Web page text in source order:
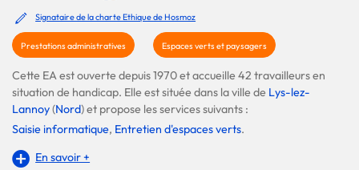
Signataire de la charte Ethique de Hosmoz
Prestations administratives Espaces verts et paysagers
Cette EA est ouverte depuis 1970 et accueille 42 travailleurs en
situation de handicap. Elle est située dans la ville de Lys-lez-
Lannoy(Nord) et propose les services suivants :
Saisie informatique, Entretien d'espaces verts.
En savoir +